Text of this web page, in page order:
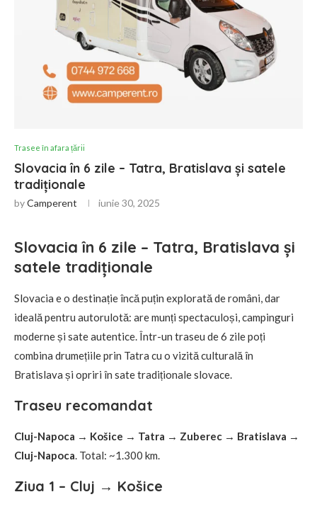
Trasee în afara țării
Slovacia în 6 zile – Tatra, Bratislava și satele
tradiționale
byCamperent iunie 30, 2025
Slovacia în 6 zile – Tatra, Bratislava și
satele tradiționale
Slovacia e o destinație încă puțin explorată de români, dar
ideală pentru autorulotă: are munți spectaculoși, campinguri
moderne și sate autentice. Într-un traseu de 6 zile poți
combina drumețiile prin Tatra cu o vizită culturală în
Bratislava și opriri în sate tradiționale slovace.
Traseu recomandat
Cluj-Napoca → Košice → Tatra → Zuberec → Bratislava →
Cluj-Napoca. Total: ~1.300 km.
Ziua 1 – Cluj → Košice